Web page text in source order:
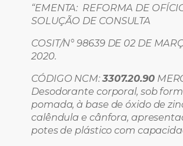
“EMENTA: REFORMA DE
SOLUÇÃO DE CONSULTA
COSIT/N° 98639 DE 02 DE
2020.
CÓDIGO NCM:3307.20.90
Desodorante corporal, sob
pomada, à base de óxido de
calêndula e cânfora,
potes de plástico com